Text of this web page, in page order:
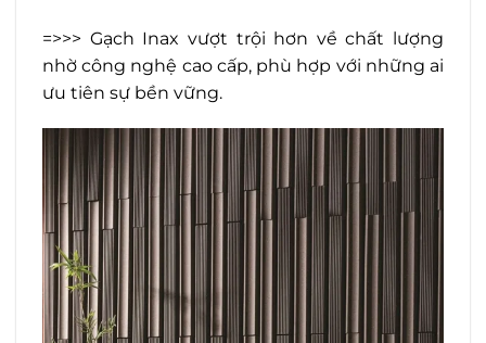
=>>> Gạch Inax vượt trội hơn về chất lượng
nhờ công nghệ cao cấp, phù hợp với những ai
ưu tiên sự bền vững.